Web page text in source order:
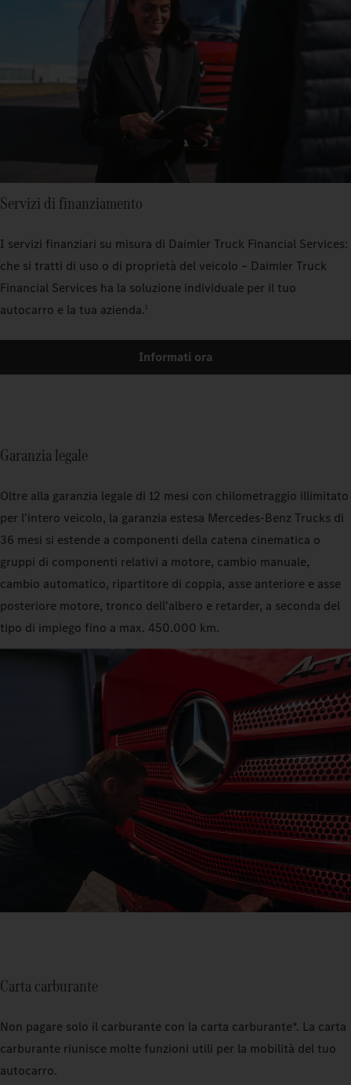
Servizi di finanziamento
I servizi finanziari su misura di Daimler Truck Financial Services:
che si tratti di uso o di proprietà del veicolo – Daimler Truck
Financial Services ha la soluzione individuale per il tuo
autocarro e la tua azienda.1
Informati ora
Garanzia legale
Oltre alla garanzia legale di 12 mesi con chilometraggio illimitato
per l'intero veicolo, la garanzia estesa Mercedes‑Benz Trucks di
36 mesi si estende a componenti della catena cinematica o
gruppi di componenti relativi a motore, cambio manuale,
cambio automatico, ripartitore di coppia, asse anteriore e asse
posteriore motore, tronco dell'albero e retarder, a seconda del
tipo di impiego fino a max. 450.000 km.
Carta carburante
Non pagare solo il carburante con la carta carburante*. La carta
carburante riunisce molte funzioni utili per la mobilità del tuo
autocarro.